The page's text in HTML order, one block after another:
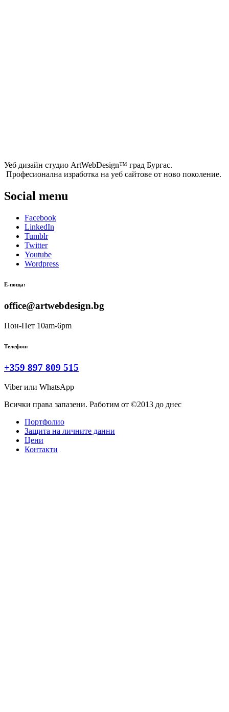
Уеб дизайн студио ArtWebDesign™ град Бургас.
Професионална изработка на уеб сайтове от ново поколение.
Social menu
Facebook
LinkedIn
Tumblr
Twitter
Youtube
Wordpress
Е-поща:
office@artwebdesign.bg
Пон-Пет 10am-6pm
Телефон:
+359 897 809 515
Viber или WhatsApp
Всички права запазени. Работим от ©2013 до днес
Портфолио
Защита на личните данни
Цени
Контакти